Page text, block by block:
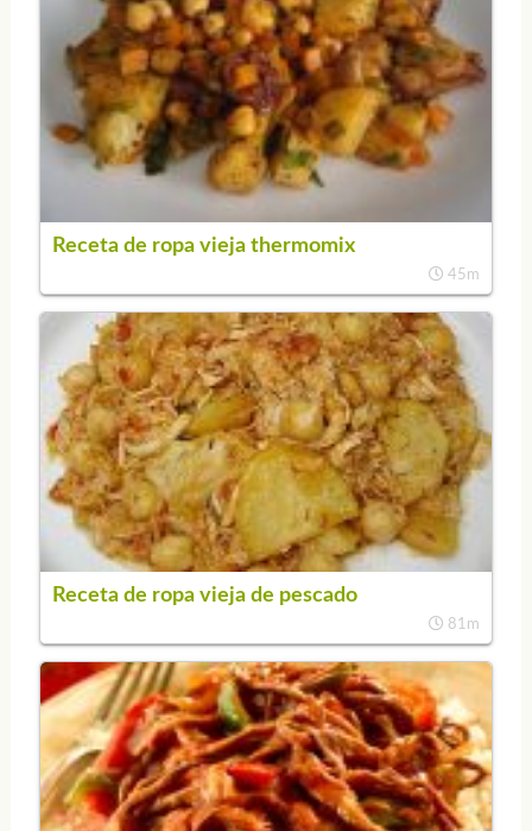
Receta de ropa vieja thermomix
45m
Receta de ropa vieja de pescado
81m